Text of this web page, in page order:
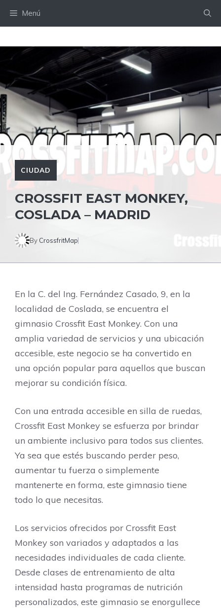
Menú
CIUDAD
CROSSFIT EAST MONKEY,
COSLADA – MADRID
By CrossfritMap
En la C. del Ing. Fernández Casado, 9, en la
localidad de Coslada, se encuentra el
gimnasio Crossfit East Monkey. Con una
amplia variedad de servicios y una ubicación
accesible, este negocio se ha convertido en
una opción popular para aquellos que buscan
mejorar su condición física.
Con una entrada accesible en silla de ruedas,
Crossfit East Monkey se esfuerza por brindar
un ambiente inclusivo para todos sus clientes.
Ya sea que estés buscando perder peso,
aumentar tu fuerza o simplemente
mantenerte en forma, este gimnasio tiene
todo lo que necesitas.
Los servicios ofrecidos por Crossfit East
Monkey son variados y adaptados a las
necesidades individuales de cada cliente.
Desde clases de entrenamiento de alta
intensidad hasta programas de nutrición
personalizados, este gimnasio se enorgullece